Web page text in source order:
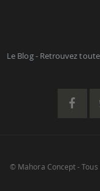
Le Blog - Retrouvez
© Mahora Concept - Tous